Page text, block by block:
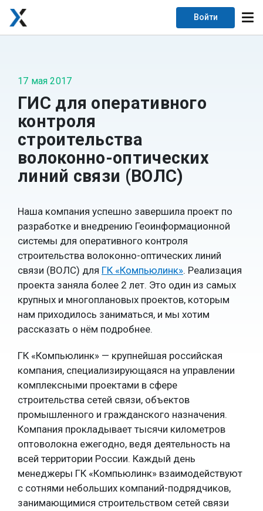
Войти
17 мая 2017
ГИС для оперативного
контроля
строительства
волоконно-оптических
линий связи (ВОЛС)
Наша компания успешно завершила проект по
разработке и внедрению Геоинформационной
системы для оперативного контроля
строительства волоконно-оптических линий
связи (ВОЛС) для ГК «Компьюлинк». Реализация
проекта заняла более 2 лет. Это один из самых
крупных и многоплановых проектов, которым
нам приходилось заниматься, и мы хотим
рассказать о нём подробнее.
ГК «Компьюлинк» — крупнейшая российская
компания, специализирующаяся на управлении
комплексными проектами в сфере
строительства сетей связи, объектов
промышленного и гражданского назначения.
Компания прокладывает тысячи километров
оптоволокна ежегодно, ведя деятельность на
всей территории России. Каждый день
менеджеры ГК «Компьюлинк» взаимодействуют
с сотнями небольших компаний-подрядчиков,
занимающимися строительством сетей связи